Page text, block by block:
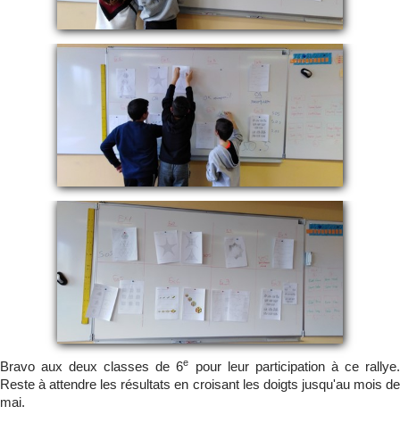
Bravo aux deux classes de 6e
pour leur participation à ce rallye.
Reste à attendre les résultats en croisant les doigts jusqu'au mois de
mai.